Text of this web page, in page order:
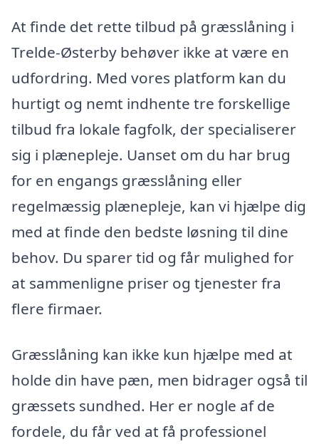
At finde det rette tilbud på græsslåning i
Trelde-Østerby behøver ikke at være en
udfordring. Med vores platform kan du
hurtigt og nemt indhente tre forskellige
tilbud fra lokale fagfolk, der specialiserer
sig i plænepleje. Uanset om du har brug
for en engangs græsslåning eller
regelmæssig plænepleje, kan vi hjælpe dig
med at finde den bedste løsning til dine
behov. Du sparer tid og får mulighed for
at sammenligne priser og tjenester fra
flere firmaer.
Græsslåning kan ikke kun hjælpe med at
holde din have pæn, men bidrager også til
græssets sundhed. Her er nogle af de
fordele, du får ved at få professionel